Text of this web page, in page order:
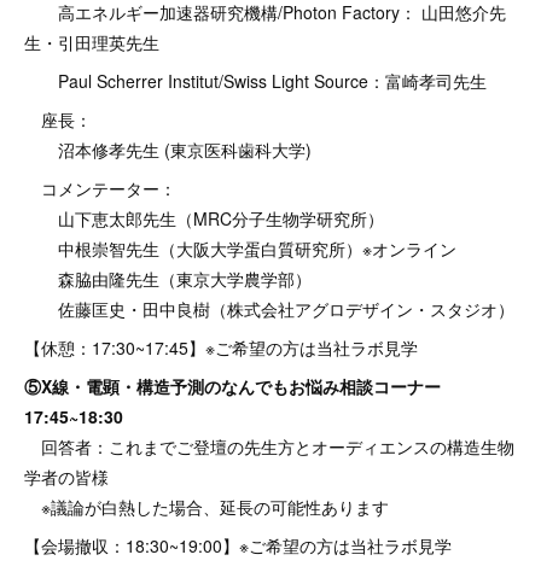
高エネルギー加速器研究機構/Photon Factory： 山田悠介先
生・引田理英先生
Paul Scherrer Institut/Swiss Light Source：富崎孝司先生
座長：
沼本修孝先生 (東京医科歯科大学)
コメンテーター：
山下恵太郎先生（MRC分子生物学研究所）
中根崇智先生（大阪大学蛋白質研究所）※オンライン
森脇由隆先生（東京大学農学部）
佐藤匡史・田中良樹（株式会社アグロデザイン・スタジオ）
【休憩：17:30~17:45】※ご希望の方は当社ラボ見学
⑤X線・電顕・構造予測のなんでもお悩み相談コーナー
17:45~18:30
回答者：これまでご登壇の先生方とオーディエンスの構造生物
学者の皆様
※議論が白熱した場合、延長の可能性あります
【会場撤収：18:30~19:00】※ご希望の方は当社ラボ見学